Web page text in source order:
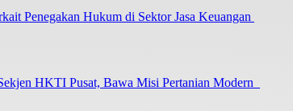
Penegakan Hukum di Sektor Jasa Keuangan
HKTI Pusat, Bawa Misi Pertanian Modern